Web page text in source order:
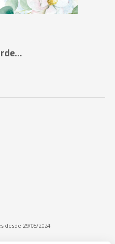
desde 29/05/2024